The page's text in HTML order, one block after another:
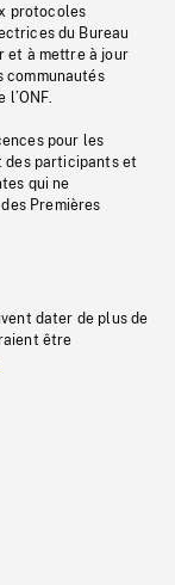
protocoles
du Bureau
et à mettre à jour
communautés
pour les
des participants et
qui ne
Premières
dater de plus de
être